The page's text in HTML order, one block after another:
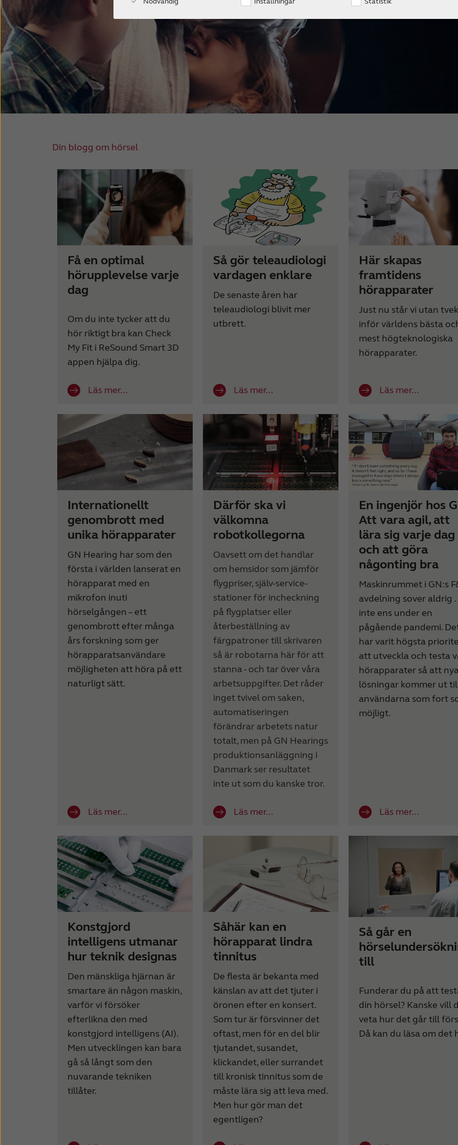
Din blogg om hörsel
Få en optimal
hörupplevelse varje
dag
Om du inte tycker att du
hör riktigt bra kan Check
My Fit i ReSound Smart 3D
appen hjälpa dig.
Läs mer...
Så gör teleaudiologi
vardagen enklare
De senaste åren har
teleaudiologi blivit mer
utbrett.
Läs mer...
Här skapas
framtidens
hörapparater
Just nu står vi utan
inför världens bästa
mest högteknologiska
hörapparater.
Läs mer...
Internationellt
genombrott med
unika hörapparater
GN Hearing har som den
första i världen lanserat en
hörapparat med en
mikrofon inuti
hörselgången – ett
genombrott efter många
års forskning som ger
hörapparatsanvändare
möjligheten att höra på ett
naturligt sätt.
Läs mer...
Därför ska vi
välkomna
robotkollegorna
Oavsett om det handlar
om hemsidor som jämför
flygpriser, själv-service-
stationer för incheckning
på flygplatser eller
återbeställning av
färgpatroner till skrivaren
så är robotarna här för att
stanna - och tar över våra
arbetsuppgifter. Det råder
inget tvivel om saken,
automatiseringen
förändrar arbetets natur
totalt, men på GN Hearings
produktionsanläggning i
Danmark ser resultatet
inte ut som du kanske tror.
Läs mer...
En ingenjör hos
Att vara agil, att
lära sig varje dag
och att göra
någonting bra
Maskinrummet i GN:s
avdelning sover aldrig
inte ens under en
pågående pandemi.
har varit högsta
att utveckla och testa
hörapparater så att
lösningar kommer ut
användarna som fort
möjligt.
Läs mer...
Konstgjord
intelligens utmanar
hur teknik designas
Den mänskliga hjärnan är
smartare än någon maskin,
varför vi försöker
efterlikna den med
konstgjord intelligens (AI).
Men utvecklingen kan bara
gå så långt som den
nuvarande tekniken
tillåter.
Såhär kan en
hörapparat lindra
tinnitus
De flesta är bekanta med
känslan av att det tjuter i
öronen efter en konsert.
Som tur är försvinner det
oftast, men för en del blir
tjutandet, susandet,
klickandet, eller surrandet
till kronisk tinnitus som de
måste lära sig att leva med.
Men hur gör man det
egentligen?
Så går en
till
Funderar du på att
din hörsel? Kanske vill
veta hur det går till
Då kan du läsa om det